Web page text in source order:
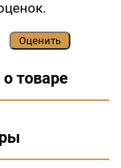
Оценить
товаре